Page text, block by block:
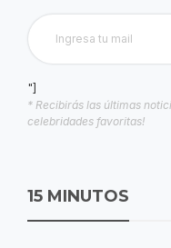
"]
* Recibirás las últimas
celebridades favoritas!
15 MINUTOS